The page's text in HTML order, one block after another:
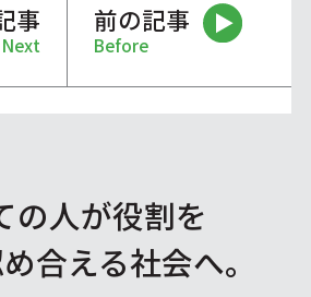
事
Next
前の記事
Before
の人が役割を
合える社会へ。